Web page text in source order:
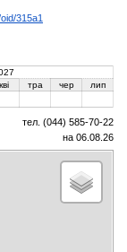
315a1
кві тра чер
лип
тел. (044) 585-70-22
на 06.08.26